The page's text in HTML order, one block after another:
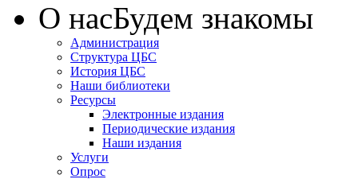
О насБудем знакомы
Администрация
Структура ЦБС
История ЦБС
Наши библиотеки
Ресурсы
Электронные издания
Периодические издания
Наши издания
Услуги
Опрос